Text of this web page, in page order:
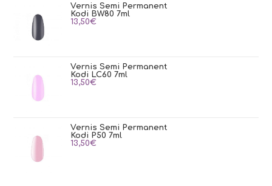
Vernis Semi Permanent
Kodi BW80 7ml
13,50€
Vernis Semi Permanent
Kodi LC60 7ml
13,50€
Vernis Semi Permanent
Kodi P50 7ml
13,50€